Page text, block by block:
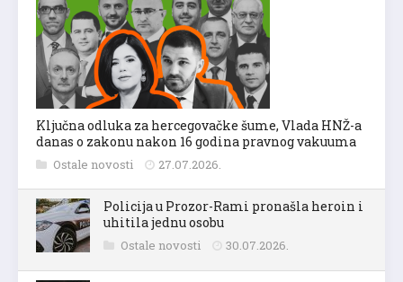
Ključna odluka za hercegovačke šume, Vlada HNŽ-a
danas o zakonu nakon 16 godina pravnog vakuuma
Ostale novosti 27.07.2026.
Policija u Prozor-Rami pronašla heroin i
uhitila jednu osobu
Ostale novosti 30.07.2026.